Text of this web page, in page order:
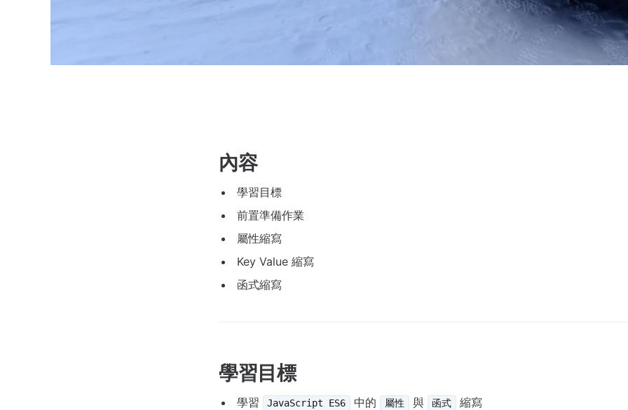
內容
學習目標
前置準備作業
屬性縮寫
Key Value 縮寫
函式縮寫
學習目標
學習 JavaScript ES6 中的 屬性 與 函式 縮寫